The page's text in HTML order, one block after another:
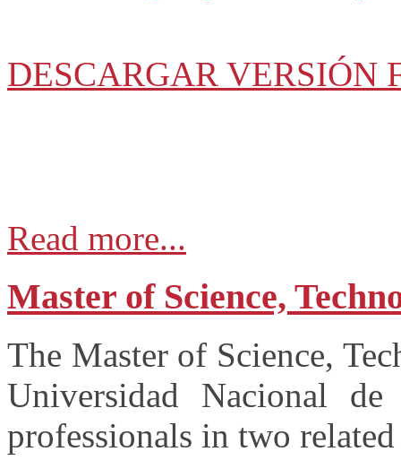
DESCARGAR VERSIÓN
Read more...
Master of Science,
The Master of Science,
Universidad Nacional
professionals in two related